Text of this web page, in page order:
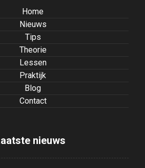
Home
Nieuws
Tips
Theorie
Lessen
Praktijk
Blog
Contact
nieuws